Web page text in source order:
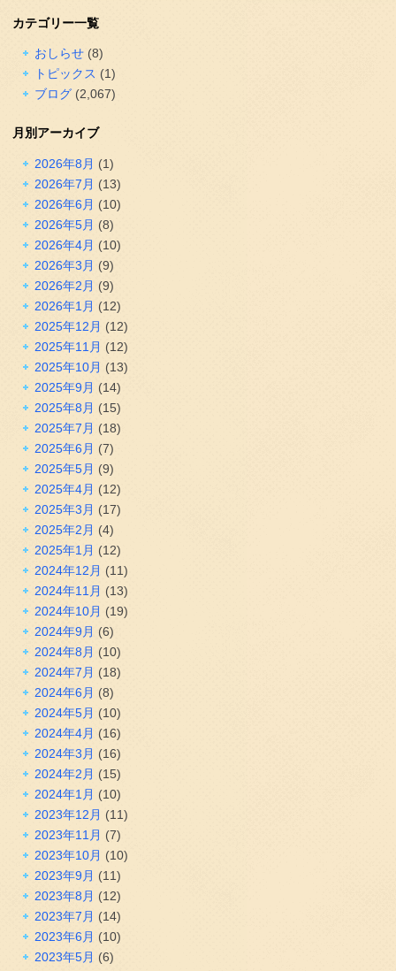
カテゴリー一覧
おしらせ(8)
トピックス (1)
ブログ(2,067)
月別アーカイブ
2026年8月 (1)
2026年7月 (13)
2026年6月 (10)
2026年5月 (8)
2026年4月 (10)
2026年3月 (9)
2026年2月 (9)
2026年1月 (12)
2025年12月 (12)
2025年11月 (12)
2025年10月 (13)
2025年9月 (14)
2025年8月 (15)
2025年7月 (18)
2025年6月 (7)
2025年5月 (9)
2025年4月 (12)
2025年3月 (17)
2025年2月 (4)
2025年1月 (12)
2024年12月 (11)
2024年11月 (13)
2024年10月 (19)
2024年9月 (6)
2024年8月 (10)
2024年7月 (18)
2024年6月 (8)
2024年5月 (10)
2024年4月 (16)
2024年3月 (16)
2024年2月 (15)
2024年1月 (10)
2023年12月 (11)
2023年11月 (7)
2023年10月 (10)
2023年9月 (11)
2023年8月 (12)
2023年7月 (14)
2023年6月 (10)
2023年5月 (6)